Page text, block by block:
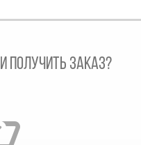
И ПОЛУЧИТЬ ЗАКАЗ?